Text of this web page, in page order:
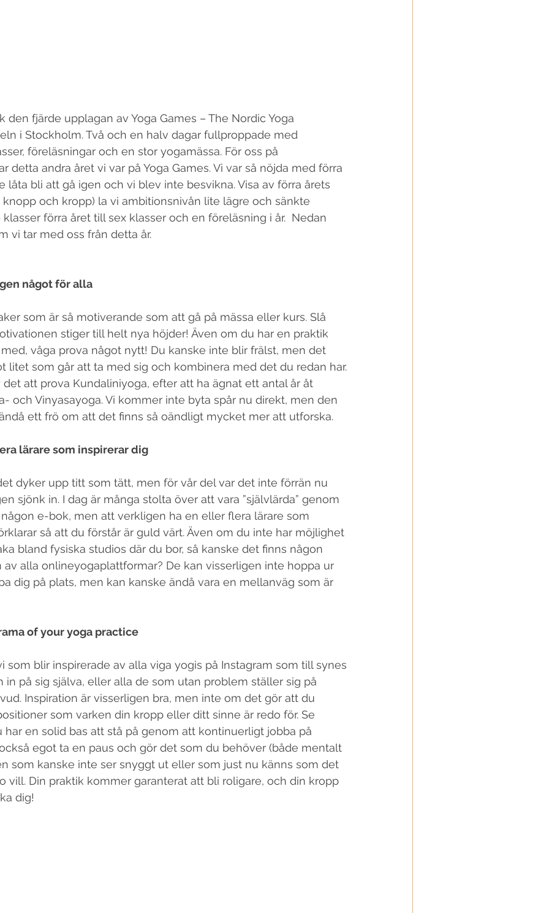
den fjärde upplagan av Yoga Games – The Nordic Yoga
i Stockholm. Två och en halv dagar fullproppade med
föreläsningar och en stor yogamässa. För oss på
detta andra året vi var på Yoga Games. Vi var så nöjda med förra
låta bli att gå igen och vi blev inte besvikna. Visa av förra årets
knopp och kropp) la vi ambitionsnivån lite lägre och sänkte
förra året till sex klasser och en föreläsning i år.  Nedan
vi tar med oss från detta år.
något för alla
stiger till helt nya höjder! Även om du har en praktik
våga prova något nytt! Du kanske inte blir frälst, men det
litet som går att ta med sig och kombinera med det du redan har.
det att prova Kundaliniyoga, efter att ha ägnat ett antal år åt
och Vinyasayoga. Vi kommer inte byta spår nu direkt, men den
ett frö om att det finns så oändligt mycket mer att utforska.
lärare som inspirerar dig
sjönk in. I dag är många stolta över att vara ”självlärda” genom
e-bok, men att verkligen ha en eller flera lärare som
så att du förstår är guld värt. Även om du inte har möjlighet
bland fysiska studios där du bor, så kanske det finns någon
av alla onlineyogaplattformar? De kan visserligen inte hoppa ur
dig på plats, men kan kanske ändå vara en mellanväg som är
of your yoga practice
in på sig själva, eller alla de som utan problem ställer sig på
Inspiration är visserligen bra, men inte om det gör att du
som varken din kropp eller ditt sinne är redo för. Se
har en solid bas att stå på genom att kontinuerligt jobba på
egot ta en paus och gör det som du behöver (både mentalt
som kanske inte ser snyggt ut eller som just nu känns som det
vill. Din praktik kommer garanterat att bli roligare, och din kropp
dig!